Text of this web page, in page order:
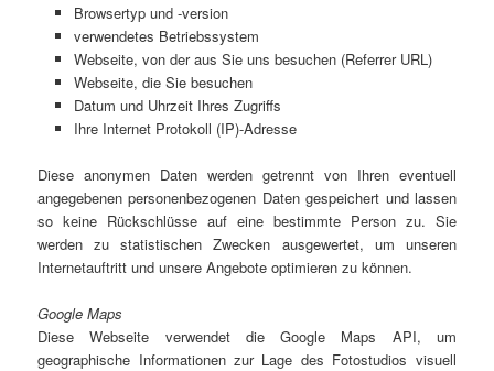
Browsertyp und -version
verwendetes Betriebssystem
Webseite, von der aus Sie uns besuchen (Referrer URL)
Webseite, die Sie besuchen
Datum und Uhrzeit Ihres Zugriffs
Ihre Internet Protokoll (IP)-Adresse
Diese anonymen Daten werden getrennt von Ihren eventuell
angegebenen personenbezogenen Daten gespeichert und lassen
so keine Rückschlüsse auf eine bestimmte Person zu. Sie
werden zu statistischen Zwecken ausgewertet, um unseren
Internetauftritt und unsere Angebote optimieren zu können.
Google Maps
Diese Webseite verwendet die Google Maps API, um
geographische Informationen zur Lage des Fotostudios visuell